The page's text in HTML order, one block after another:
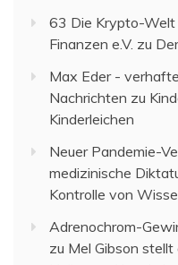
63 Die Krypto-Welt
Finanzen e.V. zu
Max Eder -
Nachrichten zu
Kinderleichen
Neuer Pandemie-
medizinische
Kontrolle von
Adrenochrom-
zu Mel Gibson